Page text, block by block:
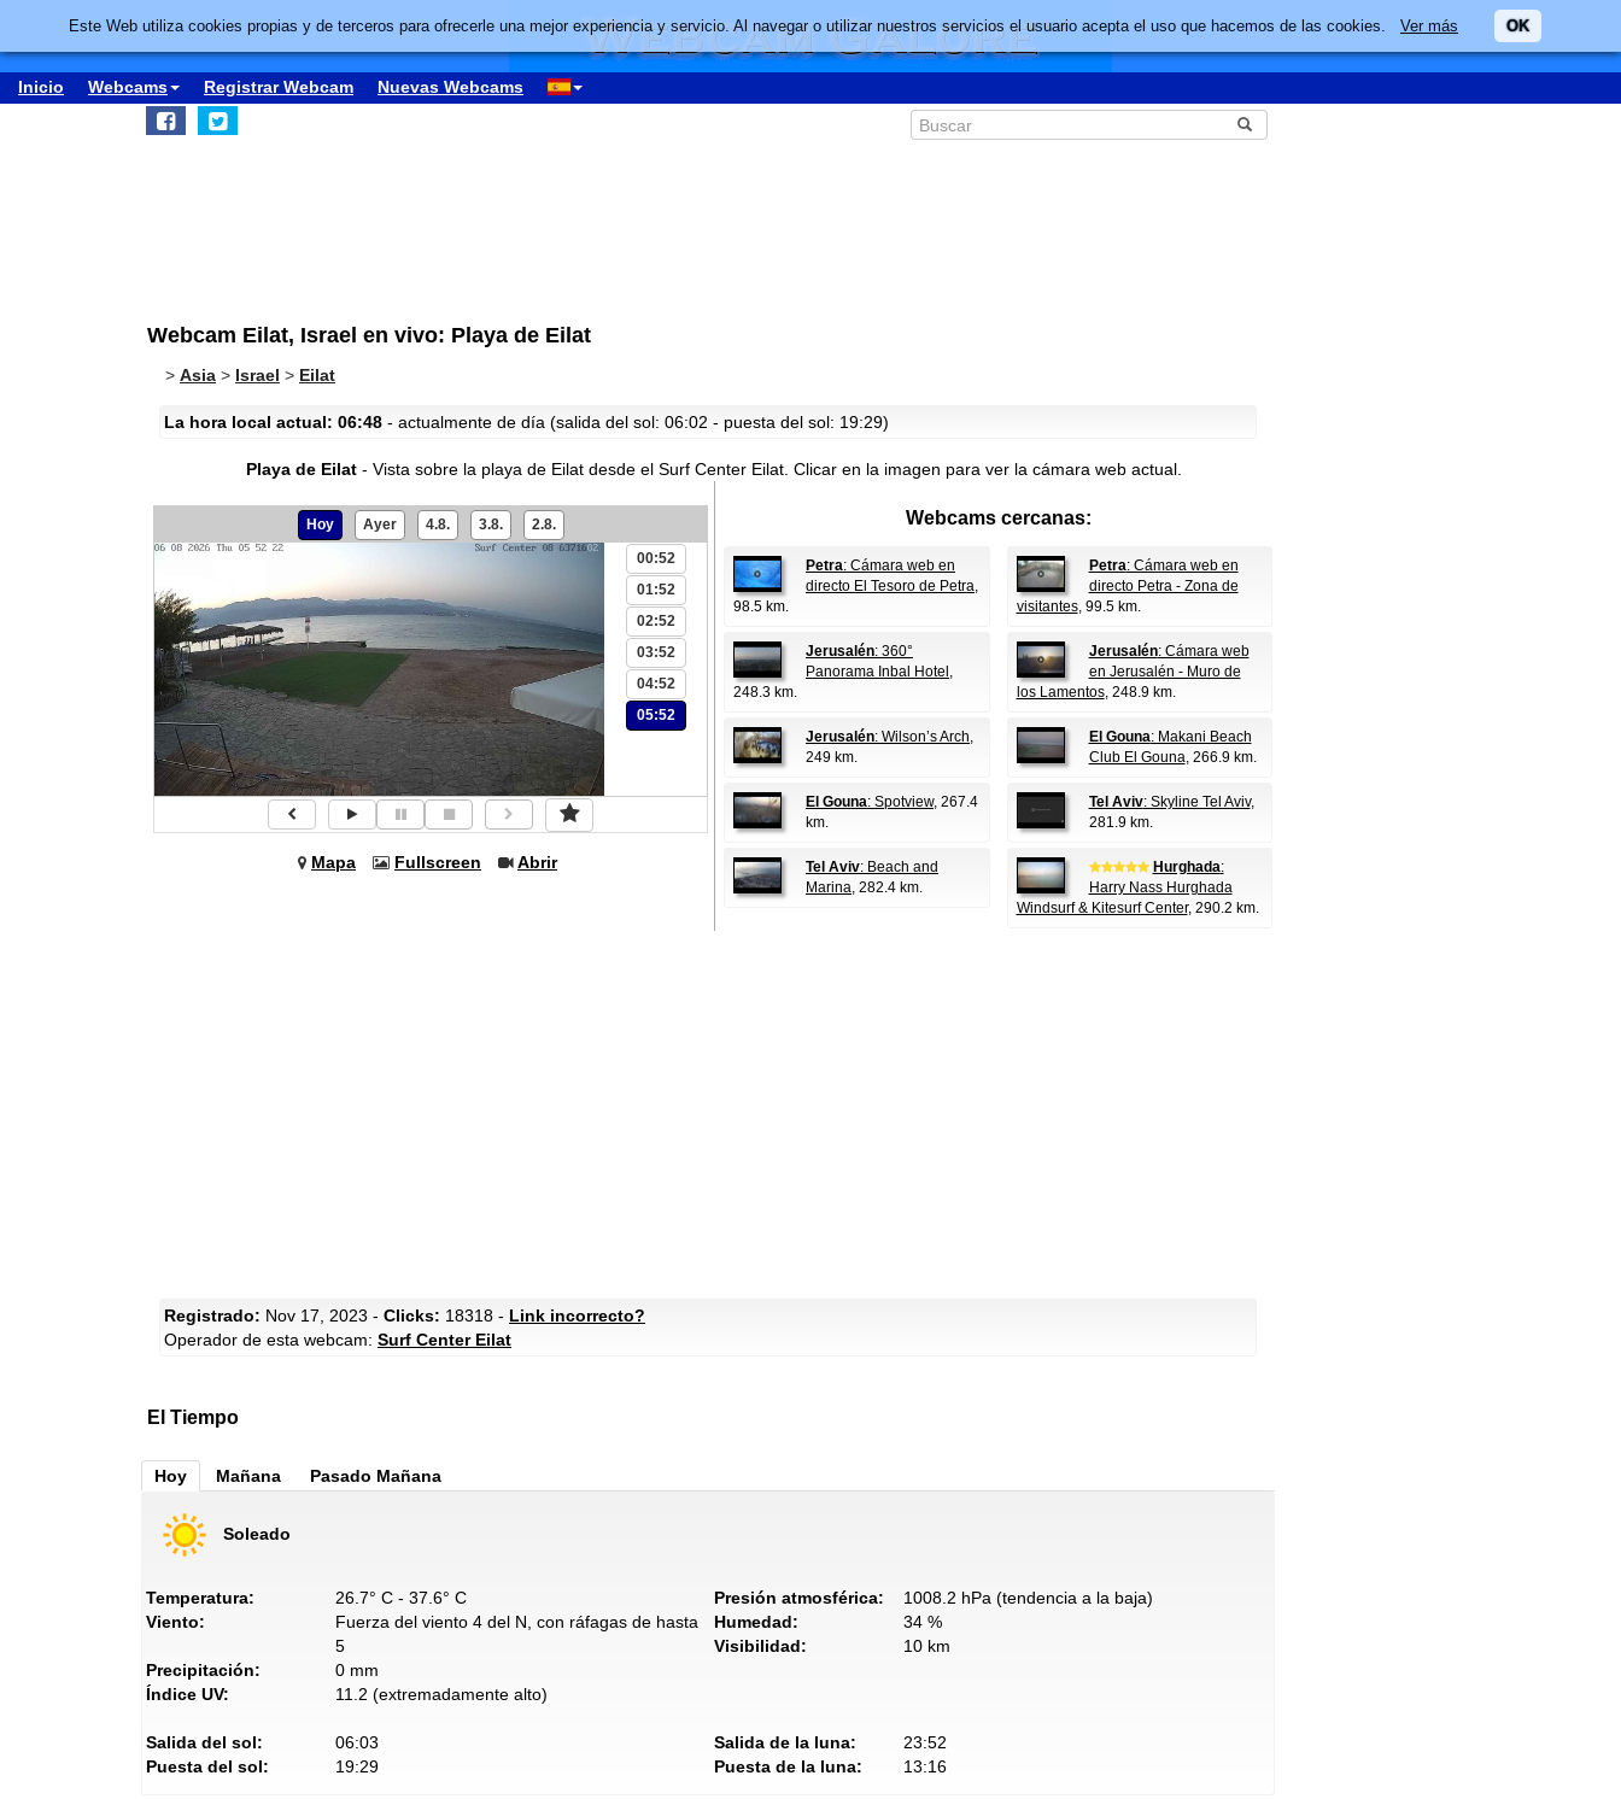
Inicio Webcams Registrar Webcam Nuevas Webcams
Webcam Eilat, Israel en vivo: Playa de Eilat
> Asia > Israel > Eilat
La hora local actual: 06:48 - actualmente de día (salida del sol: 06:02 - puesta del sol: 19:29)
Playa de Eilat - Vista sobre la playa de Eilat desde el Surf Center Eilat. Clicar en la imagen para ver la cámara web actual.
Hoy Ayer 4.8. 3.8. 2.8.
00:52
01:52
02:52
03:52
04:52
05:52
Mapa Fullscreen Abrir
Webcams cercanas:
Petra: Cámara web en
directo El Tesoro de Petra,
98.5 km.
Petra: Cámara web en
directo Petra - Zona de
visitantes, 99.5 km.
Jerusalén: 360°
Panorama Inbal Hotel ,
248.3 km.
Jerusalén: Cámara web
en Jerusalén - Muro de
los Lamentos, 248.9 km.
Jerusalén: Wilson’s Arch,
249 km.
El Gouna: Makani Beach
Club El Gouna, 266.9 km.
El Gouna: Spotview, 267.4
km.
Tel Aviv: Skyline Tel Aviv,
281.9 km.
Tel Aviv: Beach and
Marina, 282.4 km.
Hurghada:
Harry Nass Hurghada
Windsurf & Kitesurf Center, 290.2 km.
Registrado: Nov 17, 2023 - Clicks: 18318 - Link incorrecto?
Operador de esta webcam: Surf Center Eilat
El Tiempo
Hoy Mañana Pasado Mañana
Soleado
Temperatura:
26.7° C - 37.6° C
Viento:
Fuerza del viento 4 del N, con ráfagas de hasta
5
Precipitación:
0 mm
Índice UV:
11.2 (extremadamente alto)
Presión atmosférica:
1008.2 hPa (tendencia a la baja)
Humedad:
34 %
Visibilidad:
10 km
Salida del sol:
06:03
Puesta del sol:
19:29
Salida de la luna:
23:52
Puesta de la luna:
13:16
Este Web utiliza cookies propias y de terceros para ofrecerle una mejor experiencia y servicio. Al navegar o utilizar nuestros servicios el usuario acepta el uso que hacemos de las cookies. Ver más OK